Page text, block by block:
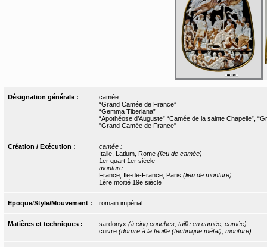
Désignation générale :
camée
“Grand Camée de France”
“Gemma Tiberiana”
“Apothéose d’Auguste” “Camée de la sainte Chapelle”,
"Grand Camée de France"
Création / Exécution :
camée :
Italie, Latium, Rome (lieu de camée)
1er quart 1er siècle
monture :
France, Ile-de-France, Paris (lieu de monture)
1ère moitié 19e siècle
Epoque/Style/Mouvement : romain impérial
Matières et techniques : sardonyx (à cinq couches, taille en camée, camée)
cuivre (dorure à la feuille (technique métal), monture)